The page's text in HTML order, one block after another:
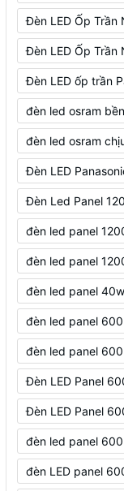
Đèn LED Ốp Trần
Đèn LED Ốp Trần
Đèn LED ốp trần
đèn led osram
đèn led osram
Đèn LED
Đèn Led Panel
đèn led panel
đèn led panel
đèn led panel 40w
đèn led panel
đèn led panel
Đèn LED Panel
Đèn LED Panel
đèn led panel
đèn LED panel